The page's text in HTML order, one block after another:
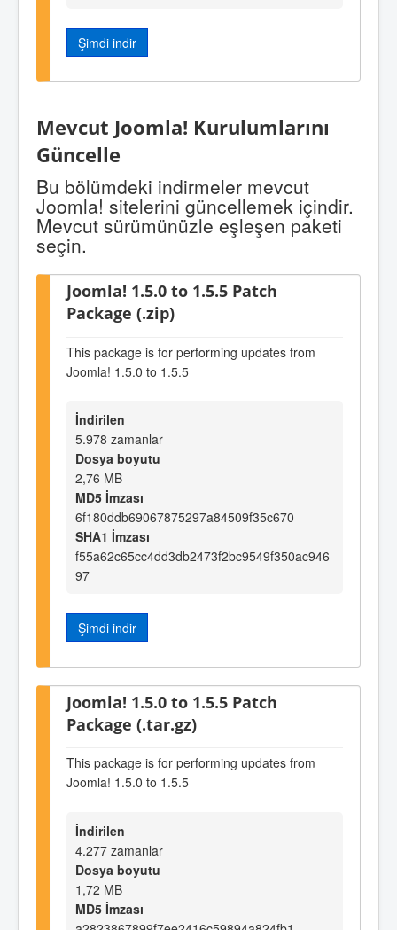
Şimdi indir
Mevcut Joomla! Kurulumlarını
Güncelle
Bu bölümdeki indirmeler mevcut
Joomla! sitelerini güncellemek içindir.
Mevcut sürümünüzle eşleşen paketi
seçin.
Joomla! 1.5.0 to 1.5.5 Patch
Package (.zip)
This package is for performing updates from
Joomla! 1.5.0 to 1.5.5
İndirilen
5.978 zamanlar
Dosya boyutu
2,76 MB
MD5 İmzası
6f180ddb69067875297a84509f35c670
SHA1 İmzası
f55a62c65cc4dd3db2473f2bc9549f350ac946
97
Şimdi indir
Joomla! 1.5.0 to 1.5.5 Patch
Package (.tar.gz)
This package is for performing updates from
Joomla! 1.5.0 to 1.5.5
İndirilen
4.277 zamanlar
Dosya boyutu
1,72 MB
MD5 İmzası